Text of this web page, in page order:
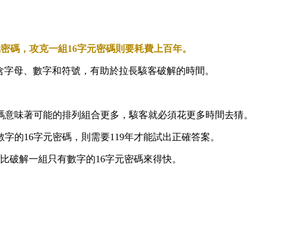
碼，攻克一組16字元密碼則要耗費上百年。
母、數字和符號，有助於拉長駭客破解的時間。
味著可能的排列組合更多，駭客就必須花更多時間去猜。
的16字元密碼，則需要119年才能試出正確答案。
解一組只有數字的16字元密碼來得快。